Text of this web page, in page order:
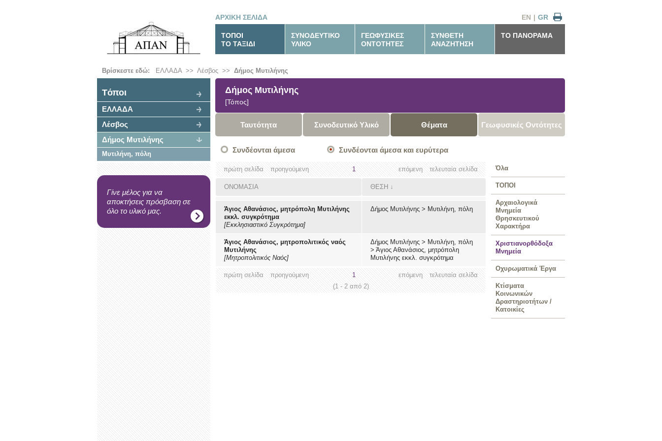
ΑΡΧΙΚΗ ΣΕΛΙΔΑ GR
|
EN
ΤΟΠΟΙ
ΤΟ ΤΑΞΙΔΙ
ΣΥΝΟΔΕΥΤΙΚΟ
ΥΛΙΚΟ
ΓΕΩΦΥΣΙΚΕΣ
ΟΝΤΟΤΗΤΕΣ
ΣΥΝΘΕΤΗ
ΑΝΑΖΗΤΗΣΗ
ΤΟ ΠΑΝΟΡΑΜΑ
Βρίσκεστε εδώ: ΕΛΛΑΔΑ>> Λέσβος >> Δήμος Μυτιλήνης
Tόποι
ΕΛΛΑΔΑ
Λέσβος
Δήμος Μυτιλήνης
Μυτιλήνη, πόλη
Γίνε μέλος για να
αποκτήσεις πρόσβαση σε
όλο το υλικό μας.
Δήμος Μυτιλήνης
[Τόπος]
Ταυτότητα Συνοδευτικό Υλικό Θέματα Γεωφυσικές Οντότητες
Συνδέονται άμεσα Συνδέονται άμεσα και ευρύτερα
τελευταία σελίδα
επόμενη
πρώτη σελίδα προηγούμενη 1
ΟΝΟΜΑΣΙΑ ΘΕΣΗ ↓
Άγιος Αθανάσιος, μητρόπολη Μυτιλήνης
εκκλ. συγκρότημα
[Εκκλησιαστικό Συγκρότημα]
Δήμος Μυτιλήνης > Μυτιλήνη, πόλη
Άγιος Αθανάσιος, μητροπολιτικός ναός
Μυτιλήνης
[Μητροπολιτικός Ναός]
Δήμος Μυτιλήνης > Μυτιλήνη, πόλη
> Άγιος Αθανάσιος, μητρόπολη
Μυτιλήνης εκκλ. συγκρότημα
τελευταία σελίδα
επόμενη
πρώτη σελίδα προηγούμενη
1
(1 - 2 από 2)
Όλα
ΤΟΠΟΙ
Αρχαιολογικά
Μνημεία
Θρησκευτικού
Χαρακτήρα
Χριστιανορθόδοξα
Μνημεία
Οχυρωματικά Έργα
Κτίσματα
Κοινωνικών
Δραστηριοτήτων /
Κατοικίες